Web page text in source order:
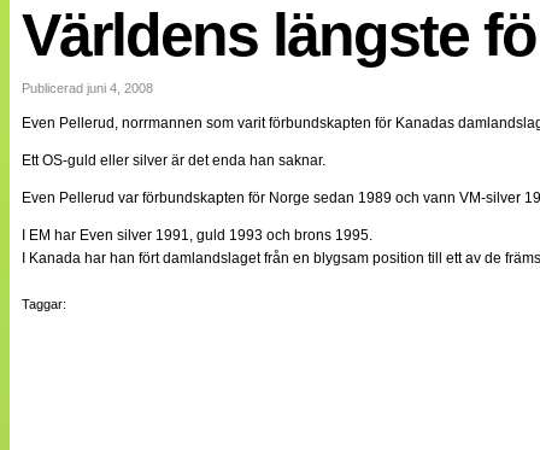
Landslaget
EM 2013
Internationellt
Bildreportage
Bloggar
Lagen
Webb-TV
Cuper
Till klubbkassan
NÄTverket
Världens längste
Publicerad juni 4, 2008
Even Pellerud, norrmannen som varit förbundskapten för Kanadas
Ett OS-guld eller silver är det enda han saknar.
Even Pellerud var förbundskapten för Norge sedan 1989 och vann VM-silver
I EM har Even silver 1991, guld 1993 och brons 1995.
I Kanada har han fört damlandslaget från en blygsam position till ett av de
Taggar: